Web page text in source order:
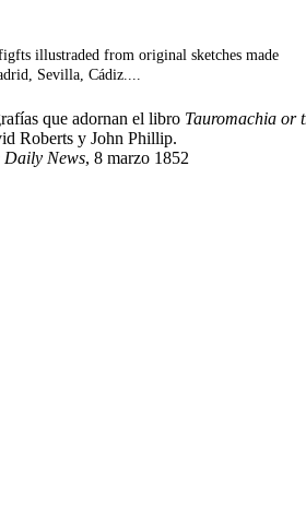
illustraded from original sketches made
Sevilla, Cádiz....
que adornan el libro Tauromachia or
Roberts y John Phillip.
Daily News, 8 marzo 1852